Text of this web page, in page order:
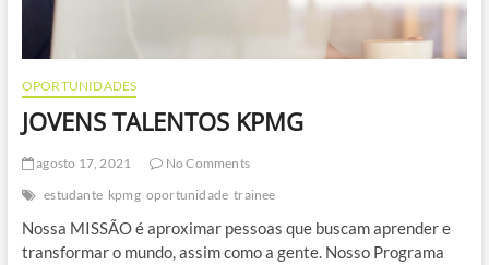
OPORTUNIDADES
JOVENS TALENTOS KPMG
agosto 17, 2021
No Comments
estudante kpmg oportunidade trainee
Nossa MISSÃO é aproximar pessoas que buscam aprender e
transformar o mundo, assim como a gente. Nosso Programa